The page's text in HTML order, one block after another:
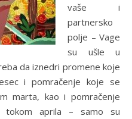
vaše i
partnersko
polje – Vage
su ušle u
da iznedri promene koje
i pomračenje koje se
marta, kao i pomračenje
tokom aprila – samo su